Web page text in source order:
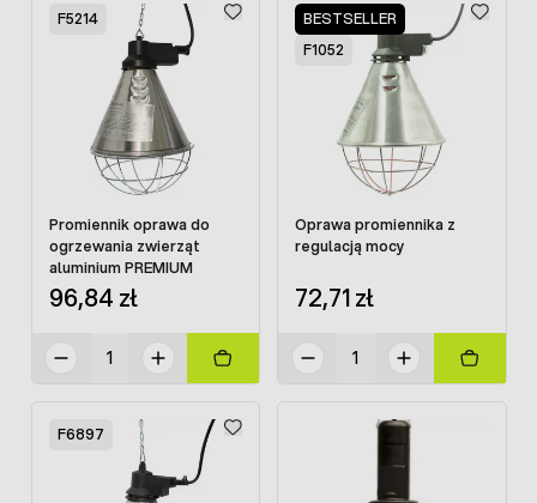
F5214
Promiennik oprawa do
ogrzewania zwierząt
aluminium PREMIUM
96,84 zł
BESTSELLER
F1052
Oprawa promiennika z
regulacją mocy
72,71 zł
F6897